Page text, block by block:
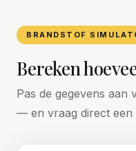
BRANDSTOF
Bereken
Pas de gegevens aan
— en vraag direct een